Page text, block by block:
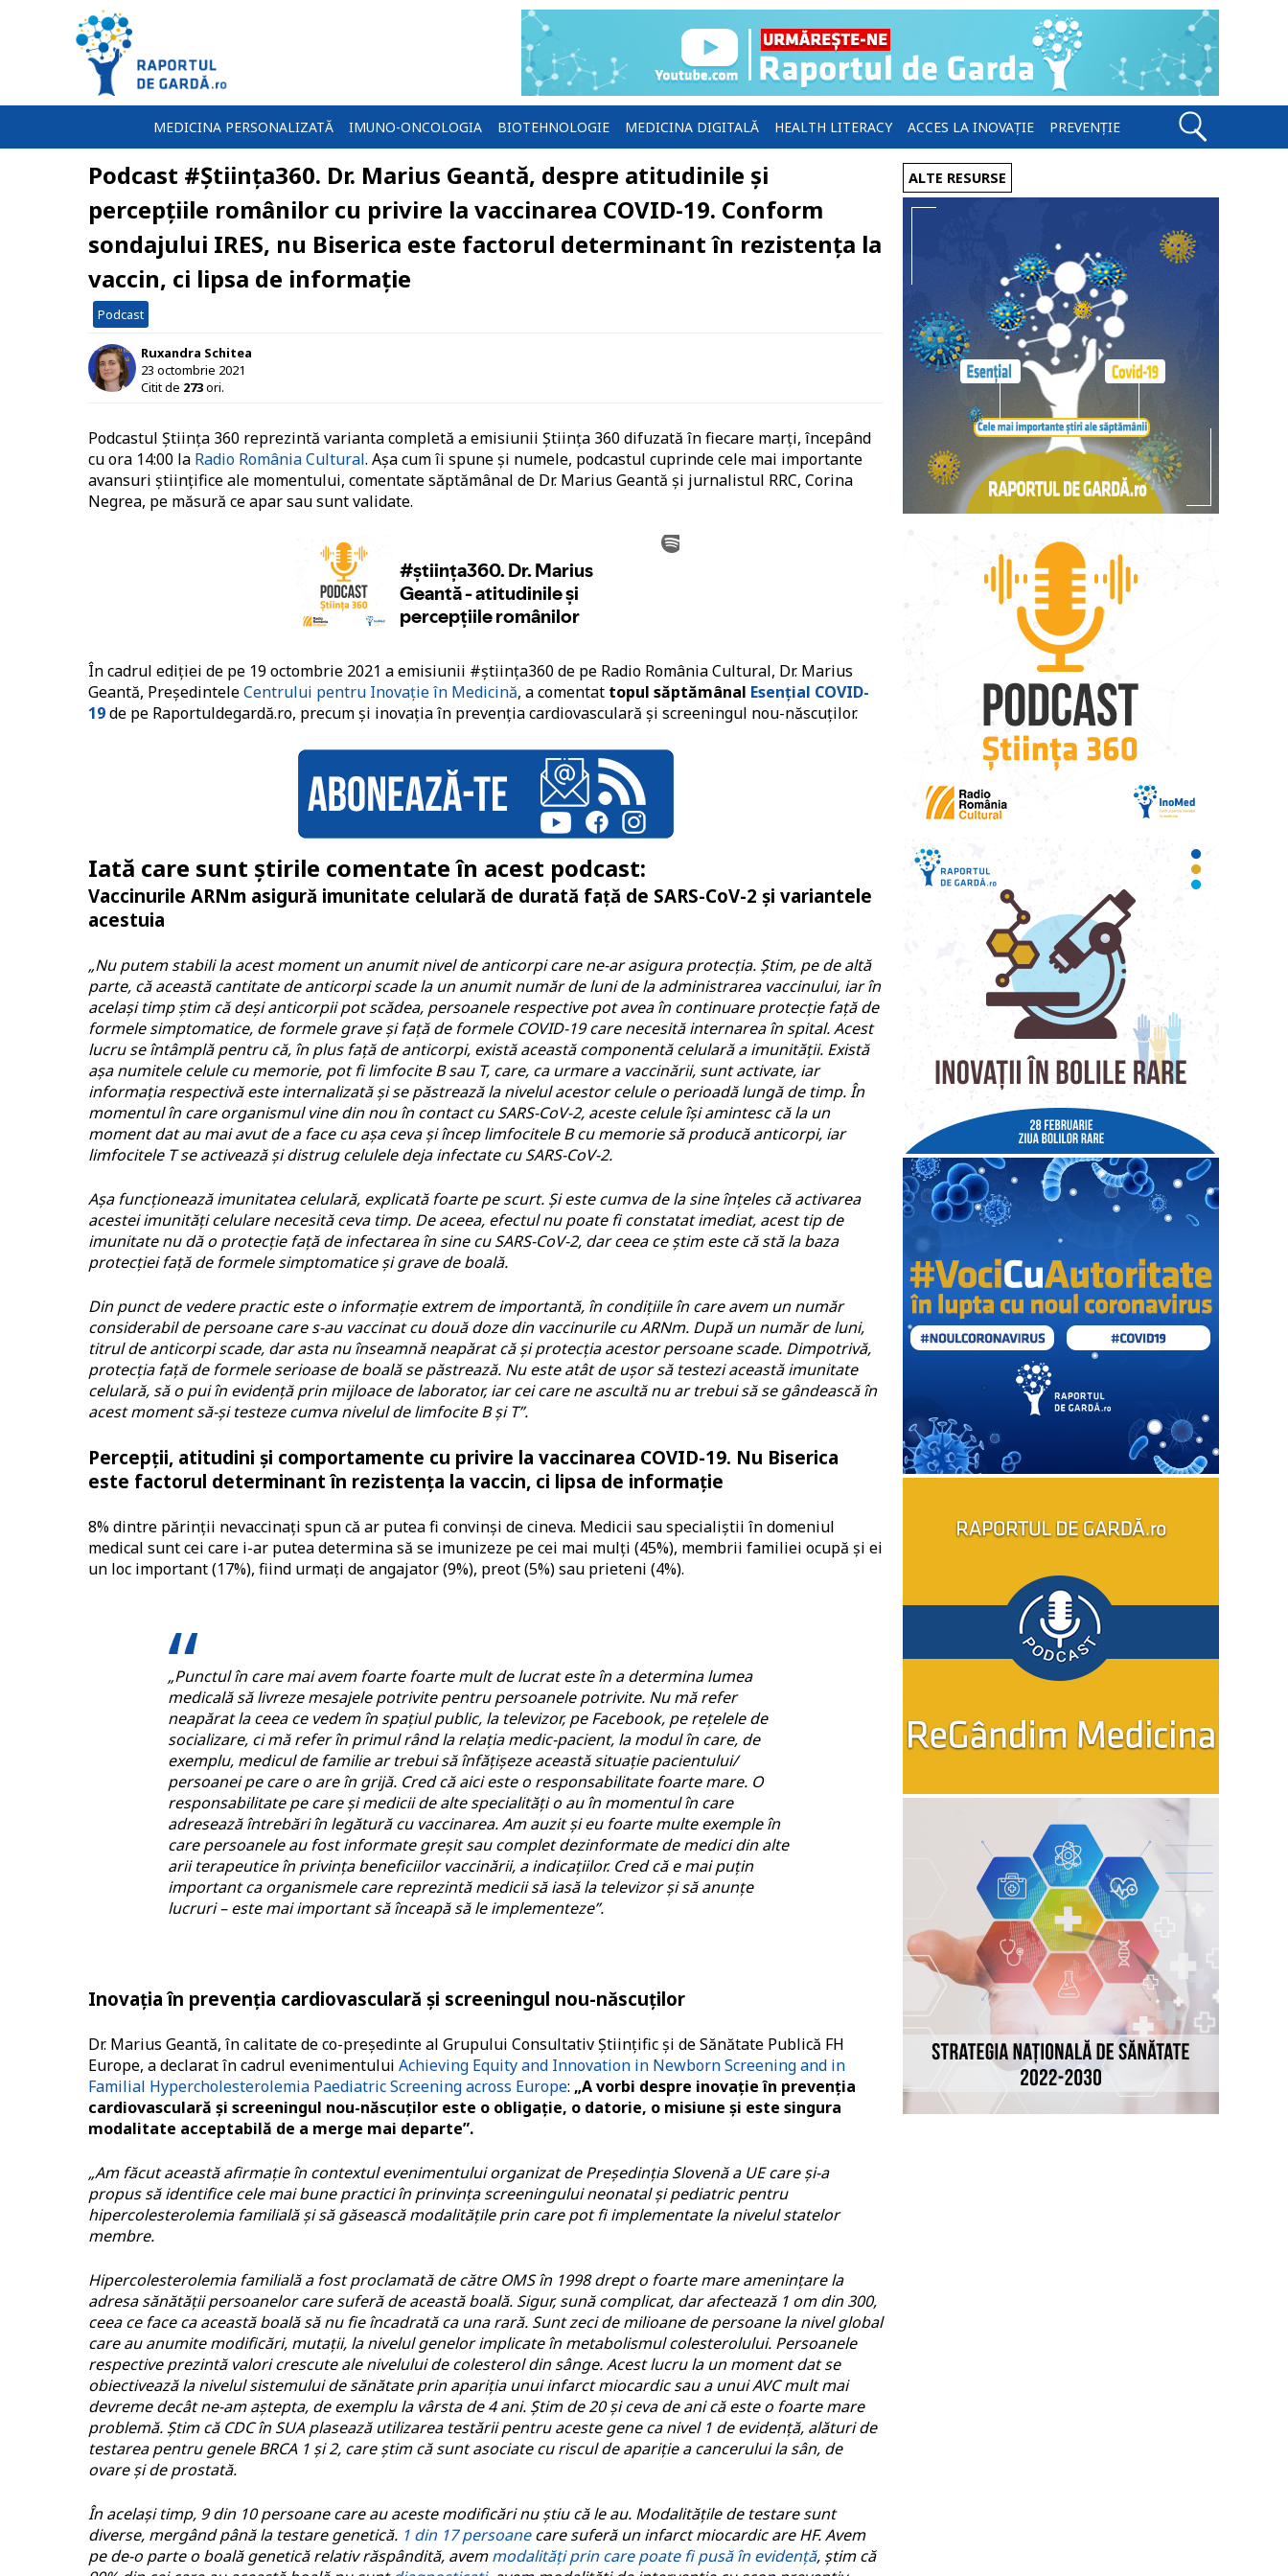
MEDICINA PERSONALIZATĂ IMUNO-ONCOLOGIA BIOTEHNOLOGIE MEDICINA DIGITALĂ HEALTH LITERACY ACCES LA INOVAȚIE PREVENȚIE
Podcast #Știința360. Dr. Marius Geantă, despre atitudinile și
percepțiile românilor cu privire la vaccinarea COVID-19. Conform
sondajului IRES, nu Biserica este factorul determinant în rezistența la
vaccin, ci lipsa de informație
Podcast
Ruxandra Schitea
23 octombrie 2021
Citit de 273ori.
Podcastul Știința 360 reprezintă varianta completă a emisiunii Știința 360 difuzată în fiecare marți, începând
cu ora 14:00 la Radio România Cultural. Așa cum îi spune și numele, podcastul cuprinde cele mai importante
avansuri științifice ale momentului, comentate săptămânal de Dr. Marius Geantă și jurnalistul RRC, Corina
Negrea, pe măsură ce apar sau sunt validate.
În cadrul ediției de pe 19 octombrie 2021 a emisiunii #știința360 de pe Radio România Cultural, Dr. Marius
Geantă, PreședinteleCentrului pentru Inovație în Medicină, a comentat topul săptămânal Esențial COVID-
19de pe Raportuldegardă.ro, precum și inovația în prevenția cardiovasculară și screeningul nou-născuților.
Iată care sunt știrile comentate în acest podcast:
Vaccinurile ARNm asigură imunitate celulară de durată față de SARS-CoV-2 și variantele
acestuia
„Nu putem stabili la acest moment un anumit nivel de anticorpi care ne-ar asigura protecția. Știm, pe de altă
parte, că această cantitate de anticorpi scade la un anumit număr de luni de la administrarea vaccinului, iar în
același timp știm că deși anticorpii pot scădea, persoanele respective pot avea în continuare protecție față de
formele simptomatice, de formele grave și față de formele COVID-19 care necesită internarea în spital. Acest
lucru se întâmplă pentru că, în plus față de anticorpi, există această componentă celulară a imunității. Există
așa numitele celule cu memorie, pot fi limfocite B sau T, care, ca urmare a vaccinării, sunt activate, iar
informația respectivă este internalizată și se păstrează la nivelul acestor celule o perioadă lungă de timp. În
momentul în care organismul vine din nou în contact cu SARS-CoV-2, aceste celule își amintesc că la un
moment dat au mai avut de a face cu așa ceva și încep limfocitele B cu memorie să producă anticorpi, iar
limfocitele T se activează și distrug celulele deja infectate cu SARS-CoV-2.
Așa funcționează imunitatea celulară, explicată foarte pe scurt. Și este cumva de la sine înțeles că activarea
acestei imunități celulare necesită ceva timp. De aceea, efectul nu poate fi constatat imediat, acest tip de
imunitate nu dă o protecție față de infectarea în sine cu SARS-CoV-2, dar ceea ce știm este că stă la baza
protecției față de formele simptomatice și grave de boală.
Din punct de vedere practic este o informație extrem de importantă, în condițiile în care avem un număr
considerabil de persoane care s-au vaccinat cu două doze din vaccinurile cu ARNm. După un număr de luni,
titrul de anticorpi scade, dar asta nu înseamnă neapărat că și protecția acestor persoane scade. Dimpotrivă,
protecția față de formele serioase de boală se păstrează. Nu este atât de ușor să testezi această imunitate
celulară, să o pui în evidență prin mijloace de laborator, iar cei care ne ascultă nu ar trebui să se gândească în
acest moment să-și testeze cumva nivelul de limfocite B și T”.
Percepții, atitudini și comportamente cu privire la vaccinarea COVID-19. Nu Biserica
este factorul determinant în rezistența la vaccin, ci lipsa de informație
8% dintre părinții nevaccinați spun că ar putea fi convinși de cineva. Medicii sau specialiștii în domeniul
medical sunt cei care i-ar putea determina să se imunizeze pe cei mai mulți (45%), membrii familiei ocupă și ei
un loc important (17%), fiind urmați de angajator (9%), preot (5%) sau prieteni (4%).
„Punctul în care mai avem foarte foarte mult de lucrat este în a determina lumea
medicală să livreze mesajele potrivite pentru persoanele potrivite. Nu mă refer
neapărat la ceea ce vedem în spațiul public, la televizor, pe Facebook, pe rețelele de
socializare, ci mă refer în primul rând la relația medic-pacient, la modul în care, de
exemplu, medicul de familie ar trebui să înfățișeze această situație pacientului/
persoanei pe care o are în grijă. Cred că aici este o responsabilitate foarte mare. O
responsabilitate pe care și medicii de alte specialități o au în momentul în care
adresează întrebări în legătură cu vaccinarea. Am auzit și eu foarte multe exemple în
care persoanele au fost informate greșit sau complet dezinformate de medici din alte
arii terapeutice în privința beneficiilor vaccinării, a indicațiilor. Cred că e mai puțin
important ca organismele care reprezintă medicii să iasă la televizor și să anunțe
lucruri – este mai important să înceapă să le implementeze”.
Inovația în prevenția cardiovasculară și screeningul nou-născuților
Dr. Marius Geantă, în calitate de co-președinte al Grupului Consultativ Științific și de Sănătate Publică FH
Europe, a declarat în cadrul evenimentului Achieving Equity and Innovation in Newborn Screening and in
Familial Hypercholesterolemia Paediatric Screening across Europe: „A vorbi despre inovație în prevenția
cardiovasculară și screeningul nou-născuților este o obligație, o datorie, o misiune și este singura
modalitate acceptabilă de a merge mai departe”.
„Am făcut această afirmație în contextul evenimentului organizat de Președinția Slovenă a UE care și-a
propus să identifice cele mai bune practici în prinvința screeningului neonatal și pediatric pentru
hipercolesterolemia familială și să găsească modalitățile prin care pot fi implementate la nivelul statelor
membre.
Hipercolesterolemia familială a fost proclamată de către OMS în 1998 drept o foarte mare amenințare la
adresa sănătății persoanelor care suferă de această boală. Sigur, sună complicat, dar afectează 1 om din 300,
ceea ce face ca această boală să nu fie încadrată ca una rară. Sunt zeci de milioane de persoane la nivel global
care au anumite modificări, mutații, la nivelul genelor implicate în metabolismul colesterolului. Persoanele
respective prezintă valori crescute ale nivelului de colesterol din sânge. Acest lucru la un moment dat se
obiectivează la nivelul sistemului de sănătate prin apariția unui infarct miocardic sau a unui AVC mult mai
devreme decât ne-am aștepta, de exemplu la vârsta de 4 ani. Știm de 20 și ceva de ani că este o foarte mare
problemă. Știm că CDC în SUA plasează utilizarea testării pentru aceste gene ca nivel 1 de evidență, alături de
testarea pentru genele BRCA 1 și 2, care știm că sunt asociate cu riscul de apariție a cancerului la sân, de
ovare și de prostată.
În același timp, 9 din 10 persoane care au aceste modificări nu știu că le au. Modalitățile de testare sunt
diverse, mergând până la testare genetică. 1 din 17 persoanecare suferă un infarct miocardic are HF. Avem
pe de-o parte o boală genetică relativ răspândită, avemmodalități prin care poate fi pusă în evidență, știm că
ALTE RESURSE